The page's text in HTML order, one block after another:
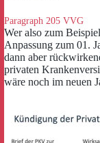
Paragraph 205 VVG
Wer also zum
Anpassung zum 01.
dann aber
privaten
wäre noch im neuen